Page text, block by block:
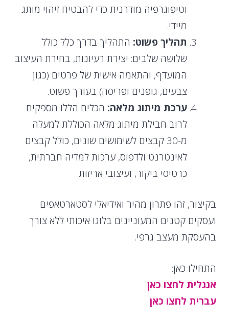
וטיפוגרפיה מודרנית כדי להבטיח זיהוי מותג
מיידי.
תהליך פשוט: התהליך בדרך כלל כולל
שלושה שלבים: יצירת רעיונות, בחירת העיצוב
המועדף, והתאמה אישית של פרטים (כגון
צבעים, גופנים ופריסה) בעורך פשוט.
ערכת מיתוג מלאה: הכלים הללו מספקים
לרוב חבילת מיתוג מלאה הכוללת למעלה
מ-30 קבצים לשימושים שונים, כולל קבצים
לאינטרנט ולדפוס, ערכות למדיה חברתית,
כרטיסי ביקור, ועיצובי אריזות.
בקיצור, זהו פתרון מהיר ואידיאלי לסטארטאפים
ועסקים קטנים המעוניינים בלוגו איכותי ללא צורך
בהעסקת מעצב גרפי.
התחילו כאן:
אנגלית לחצו כאן
עברית לחצו כאן